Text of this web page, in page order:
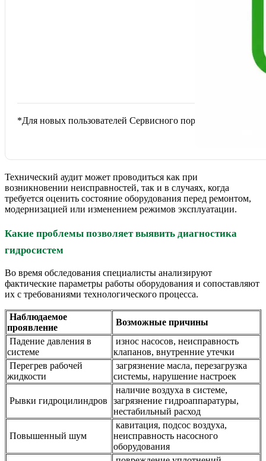
*Для новых пользователей Сервисного портала ПНЕВМАКС
Технический аудит может проводиться как при
возникновении неисправностей, так и в случаях, когда
требуется оценить состояние оборудования перед ремонтом,
модернизацией или изменением режимов эксплуатации.
Какие проблемы позволяет выявить диагностика
гидросистем
Во время обследования специалисты анализируют
фактические параметры работы оборудования и сопоставляют
их с требованиями технологического процесса.
Наблюдаемое
проявление
Возможные причины
Падение давления в
системе
износ насосов, неисправность
клапанов, внутренние утечки
Перегрев рабочей
жидкости
загрязнение масла, перезагрузка
системы, нарушение настроек
Рывки гидроцилиндров
наличие воздуха в системе,
загрязнение гидроаппаратуры,
нестабильный расход
Повышенный шум
кавитация, подсос воздуха,
неисправность насосного
оборудования